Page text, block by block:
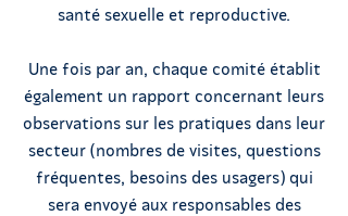
santé sexuelle et reproductive.
Une fois par an, chaque comité établit
également un rapport concernant leurs
observations sur les pratiques dans leur
secteur (nombres de visites, questions
fréquentes, besoins des usagers) qui
sera envoyé aux responsables des